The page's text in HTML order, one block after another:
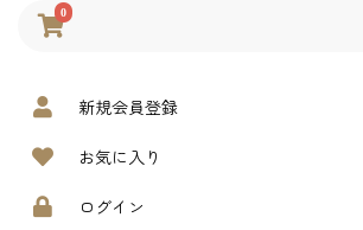
0
新規会員登録
お気に入り
ログイン